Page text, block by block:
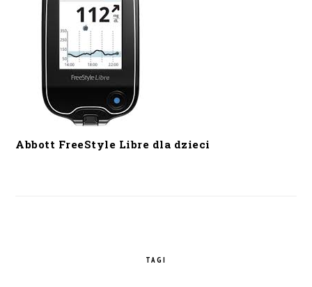
Abbott FreeStyle Libre dla dzieci
TAGI